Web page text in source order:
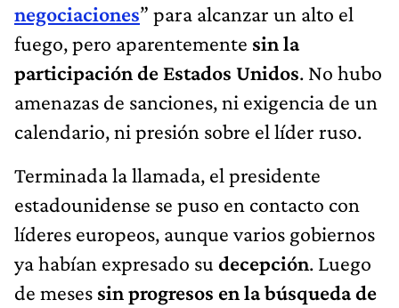
negociaciones” para alcanzar un alto el
fuego, pero aparentemente sin la
participación de Estados Unidos. No hubo
amenazas de sanciones, ni exigencia de un
calendario, ni presión sobre el líder ruso.
Terminada la llamada, el presidente
estadounidense se puso en contacto con
líderes europeos, aunque varios gobiernos
ya habían expresado su decepción. Luego
de meses sin progresos en la búsqueda de